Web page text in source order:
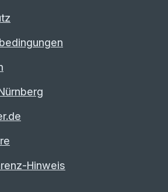
Hinweis